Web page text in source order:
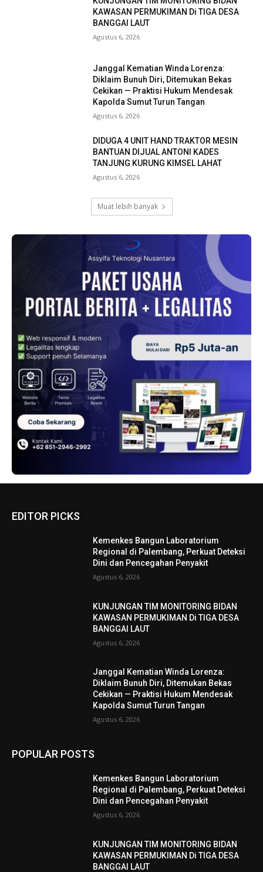
KAWASAN PERMUKIMAN Di TIGA DESA
BANGGAI LAUT
Agustus 6, 2026
Janggal Kematian Winda Lorenza:
Diklaim Bunuh Diri, Ditemukan Bekas
Cekikan — Praktisi Hukum Mendesak
Kapolda Sumut Turun Tangan
Agustus 6, 2026
DIDUGA 4 UNIT HAND TRAKTOR MESIN
BANTUAN DIJUAL ANTONI KADES
TANJUNG KURUNG KIMSEL LAHAT
Agustus 6, 2026
Muat lebih banyak
EDITOR PICKS
Kemenkes Bangun Laboratorium
Regional di Palembang, Perkuat Deteksi
Dini dan Pencegahan Penyakit
Agustus 6, 2026
KUNJUNGAN TIM MONITORING BIDAN
KAWASAN PERMUKIMAN Di TIGA DESA
BANGGAI LAUT
Agustus 6, 2026
Janggal Kematian Winda Lorenza:
Diklaim Bunuh Diri, Ditemukan Bekas
Cekikan — Praktisi Hukum Mendesak
Kapolda Sumut Turun Tangan
Agustus 6, 2026
POPULAR POSTS
Kemenkes Bangun Laboratorium
Regional di Palembang, Perkuat Deteksi
Dini dan Pencegahan Penyakit
Agustus 6, 2026
KUNJUNGAN TIM MONITORING BIDAN
KAWASAN PERMUKIMAN Di TIGA DESA
BANGGAI LAUT